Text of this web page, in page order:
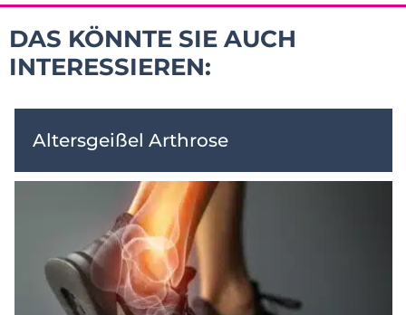
DAS KÖNNTE SIE AUCH
INTERESSIEREN:
Altersgeißel Arthrose